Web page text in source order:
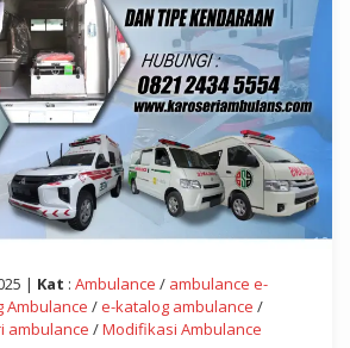
| Kat : Ambulance / ambulance e-
Ambulance /e-katalog ambulance /
ambulance /Modifikasi Ambulance